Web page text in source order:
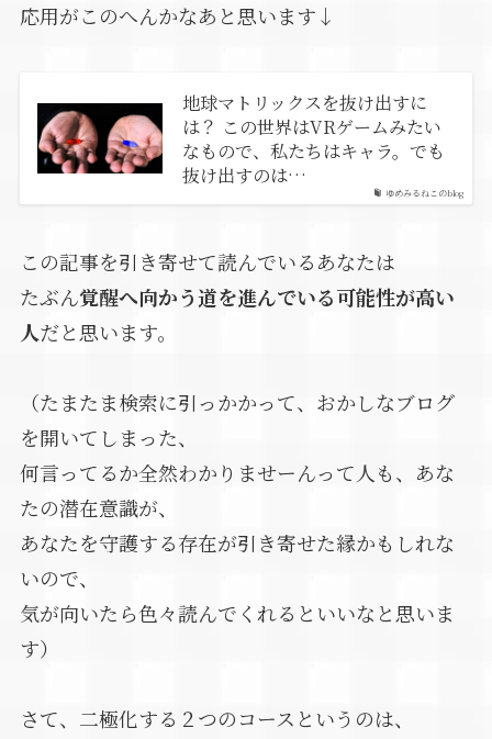
応用がこのへんかなあと思います↓
ゆめみるねこのblog
地球マトリックスを抜け出すに
は？ この世界はVRゲームみたい
なもので、私たちはキャラ。でも
抜け出すのは…
この記事を引き寄せて読んでいるあなたは
たぶん覚醒へ向かう道を進んでいる可能性が高い
人だと思います。
（たまたま検索に引っかかって、おかしなブログ
を開いてしまった、
何言ってるか全然わかりませーんって人も、あな
たの潜在意識が、
あなたを守護する存在が引き寄せた縁かもしれな
いので、
気が向いたら色々読んでくれるといいなと思いま
す）
さて、二極化する２つのコースというのは、